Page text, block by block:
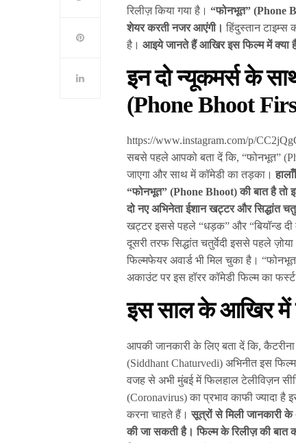
रिलीज़ किया गया है। “फोनभूत” (Phone
शेयर करती नजर आएंगी।हिंदुस्तान टाइम्स
है।आइये जानते हैं आखिर इस फिल्म में क्या
इन दो न्यूकमर्स के
(Phone Bhoot
https://www.instagram.com/p/
सबसे पहले आपको बता दें कि, “फोनभूत”
जाएगा और साथ में कॉमेडी का तड़का।
“फोनभूत” (Phone Bhoot) की बात है
दो नए अभिनेता ईशान खट्टर और सिद्धांत
खट्टर इससे पहले “धड़क” और “बियॉन्ड
दूसरी तरफ सिद्धांत चतुर्वेदी इससे पहले
फिल्मफेयर अवार्ड भी मिल चुका है।
अकाउंट पर इस हॉरर कॉमेडी फिल्म का
इस साल के आखिर में
आपकी जानकारी के लिए बता दें कि,
(Siddhant Chaturvedi) अभिनीत इस
वजह से अभी मुंबई में फिलहाल टेलीविज़न
(Coronavirus) का प्रभाव काफी ज्यादा है
करना चाहते हैं। सूत्रों से मिली जानकारी
की जा सकती है। फिल्म के रिलीज़ की बात